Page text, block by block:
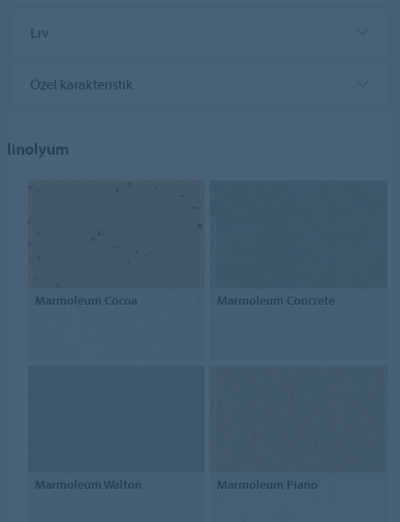
Lrv
Özel karakteristik
linolyum
Marmoleum Cocoa Marmoleum Concrete
Marmoleum Walton Marmoleum Piano